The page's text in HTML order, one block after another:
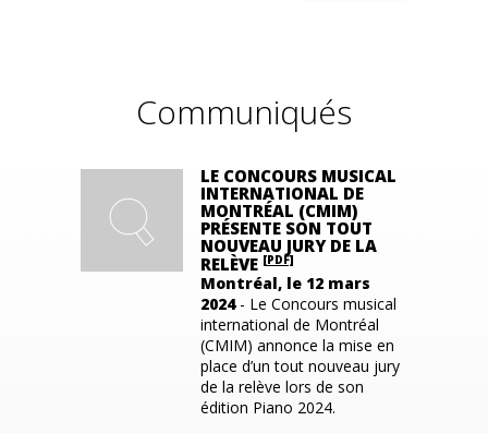
Communiqués
LE CONCOURS MUSICAL
INTERNATIONAL DE
MONTRÉAL (CMIM)
PRÉSENTE SON TOUT
NOUVEAU JURY DE LA
RELÈVE [PDF]
Montréal, le 12 mars
2024- Le Concours musical
international de Montréal
(CMIM) annonce la mise en
place d’un tout nouveau jury
de la relève lors de son
édition Piano 2024.